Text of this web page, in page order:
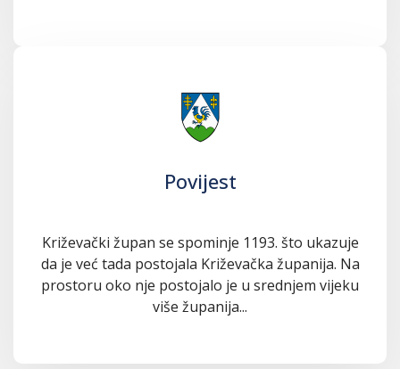
Povijest
Križevački župan se spominje 1193. što ukazuje
da je već tada postojala Križevačka županija. Na
prostoru oko nje postojalo je u srednjem vijeku
više županija...